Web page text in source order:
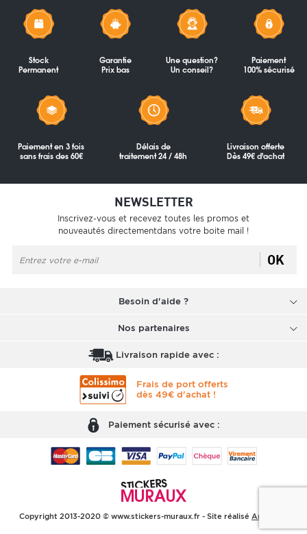
Stock
Permanent
Garantie
Prix bas
Une question?
Un conseil?
Paiement
100% sécurisé
Paiement en 3 fois
sans frais des 60€
Délais de
traitement 24 / 48h
Livraison offerte
Dès 49€ d'achat
NEWSLETTER
Inscrivez-vous et recevez toutes les promos et
nouveautés directementdans votre boite mail !
OK
Besoin d'aide ?
Nos partenaires
Livraison rapide avec :
Frais de port offerts
dès 49€ d'achat !
Paiement sécurisé avec :
Copyright 2013-2020 © www.stickers-muraux.fr - Site réalisé Arobases